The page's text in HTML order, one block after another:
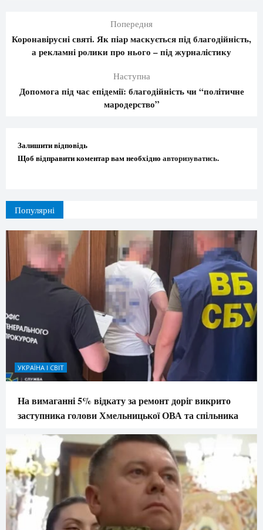
Попередня
Коронавірусні святі. Як піар маскується під благодійність,
а рекламні ролики про нього – під журналістику
Наступна
Допомога під час епідемії: благодійність чи “політичне
мародерство”
Залишити відповідь
Щоб відправити коментар вам необхідно авторизуватись.
Популярні
УКРАЇНА І СВІТ
На вимаганні 5% відкату за ремонт доріг викрито
заступника голови Хмельницької ОВА та спільника